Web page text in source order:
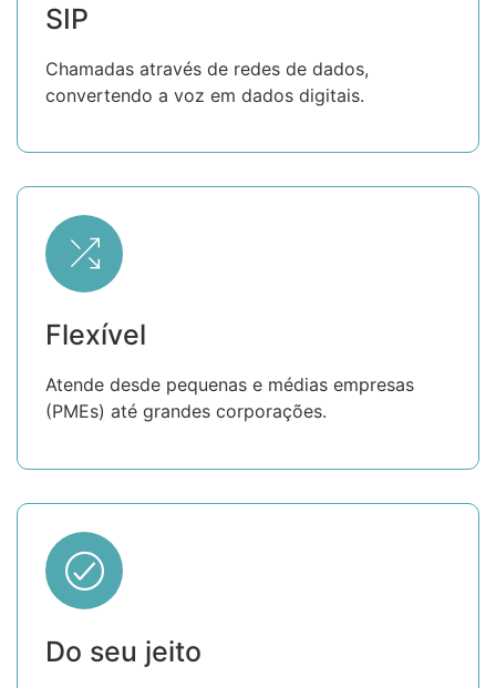
SIP
Chamadas através de redes de dados,
convertendo a voz em dados digitais.
Flexível
Atende desde pequenas e médias empresas
(PMEs) até grandes corporações.
Do seu jeito